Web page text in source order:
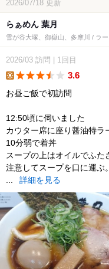
2026/07/18 更新
らぁめん 葉月
雪が谷大塚、御嶽山、多摩川 / ラ
2026/03 訪問 1回目
3.6
お昼ご飯で初訪問
12:50頃に伺いました
カウター席に座り醤油特ラ
10分弱で着丼
スープの上はオイルでふた
注意してスープを口に運ぶ。
詳細を見る